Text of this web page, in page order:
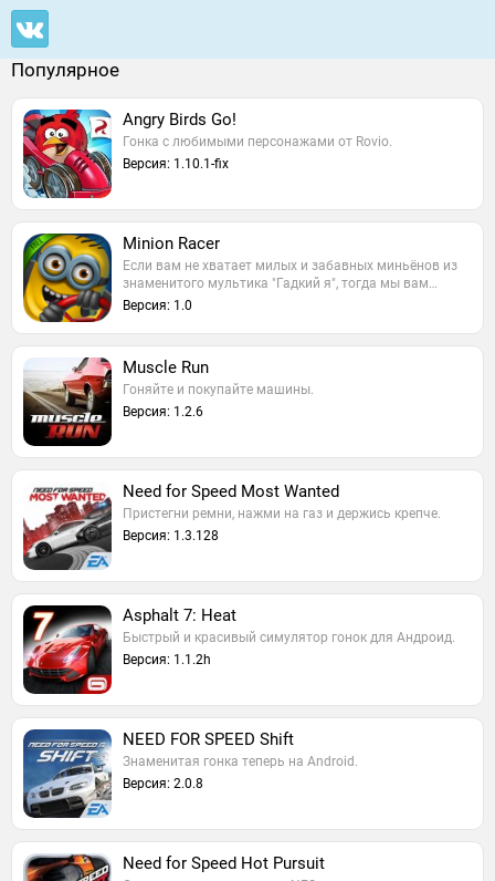
Популярное
Angry Birds Go!
Гонка с любимыми персонажами от Rovio.
Версия: 1.10.1-fix
Minion Racer
Если вам не хватает милых и забавных миньёнов из
знаменитого мультика "Гадкий я", тогда мы вам…
Версия: 1.0
Muscle Run
Гоняйте и покупайте машины.
Версия: 1.2.6
Need for Speed Most Wanted
Пристегни ремни, нажми на газ и держись крепче.
Версия: 1.3.128
Asphalt 7: Heat
Быстрый и красивый симулятор гонок для Андроид.
Версия: 1.1.2h
NEED FOR SPEED Shift
Знаменитая гонка теперь на Android.
Версия: 2.0.8
Need for Speed Hot Pursuit